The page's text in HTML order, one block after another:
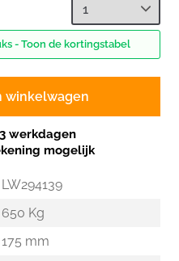
- Toon de kortingstabel
winkelwagen
werkdagen
mogelijk
LW294139
650 Kg
175 mm